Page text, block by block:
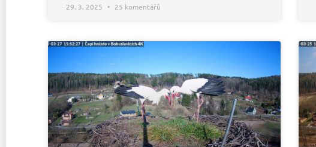
29. 3. 2025 25 komentářů